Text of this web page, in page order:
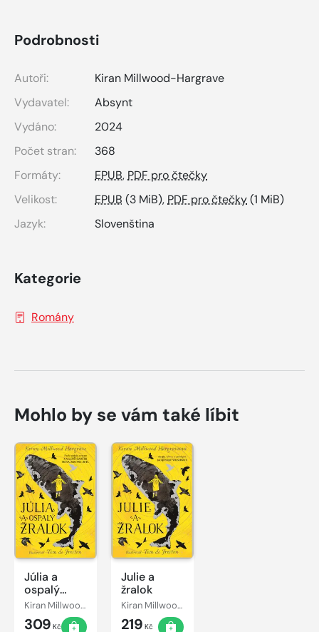
Podrobnosti
Autoři:
Kiran Millwood-Hargrave
Vydavatel:
Absynt
Vydáno:
2024
Počet stran:
368
Formáty:
EPUB, PDF pro čtečky
Velikost:
EPUB (3 MiB), PDF pro čtečky(1 MiB)
Jazyk:
Slovenština
Kategorie
Romány
Mohlo by se vám také líbit
Júlia a
ospalý
žralok
Kiran Millwood-Hargrave
309 Kč
Julie a
žralok
Kiran Millwood-Hargrave
219 Kč